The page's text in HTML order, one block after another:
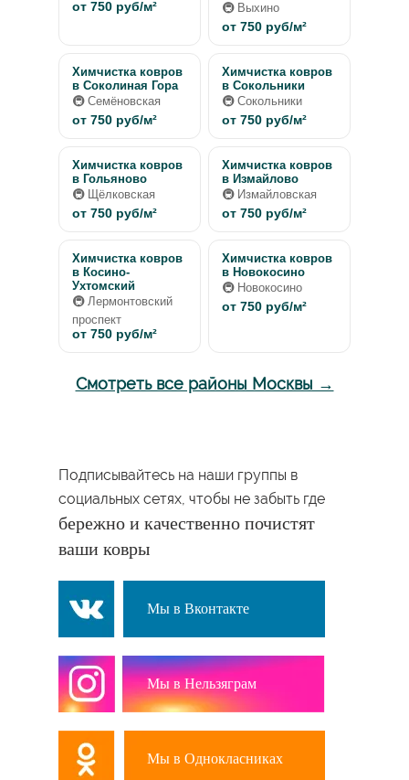
от 750 руб/м² 🚇 Выхино
от 750 руб/м²
Химчистка ковров
в Соколиная Гора
🚇 Семёновская
от 750 руб/м²
Химчистка ковров
в Сокольники
🚇 Сокольники
от 750 руб/м²
Химчистка ковров
в Гольяново
🚇 Щёлковская
от 750 руб/м²
Химчистка ковров
в Измайлово
🚇 Измайловская
от 750 руб/м²
Химчистка ковров
в Косино-
Ухтомский
🚇 Лермонтовский
проспект
от 750 руб/м²
Химчистка ковров
в Новокосино
🚇 Новокосино
от 750 руб/м²
Смотреть все районы Москвы →
Подписывайтесь на наши группы в
социальных сетях, чтобы не забыть где
бережно и качественно почистят
ваши ковры
Мы в Вконтакте
Мы в Нельзяграм
Мы в Однокласниках